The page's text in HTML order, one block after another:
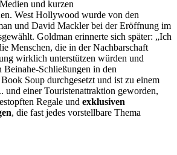
und kurzen
West Hollywood wurde von den
und David Mackler bei der Eröffnung im
Goldman erinnerte sich später: „Ich
Menschen, die in der Nachbarschaft
wirklich unterstützen würden und
Beinahe-Schließungen in den
Soup durchgesetzt und ist zu einem
. und einer Touristenattraktion geworden,
Regale und exklusiven
, die fast jedes vorstellbare Thema